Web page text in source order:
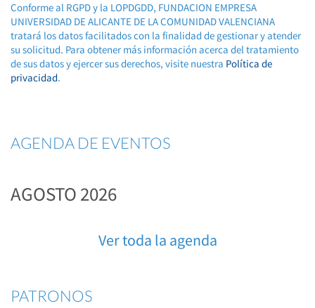
Conforme al RGPD y la LOPDGDD, FUNDACION EMPRESA
UNIVERSIDAD DE ALICANTE DE LA COMUNIDAD VALENCIANA
tratará los datos facilitados con la finalidad de gestionar y atender
su solicitud. Para obtener más información acerca del tratamiento
de sus datos y ejercer sus derechos, visite nuestra Política de
privacidad.
AGENDA DE EVENTOS
AGOSTO 2026
Ver toda la agenda
PATRONOS